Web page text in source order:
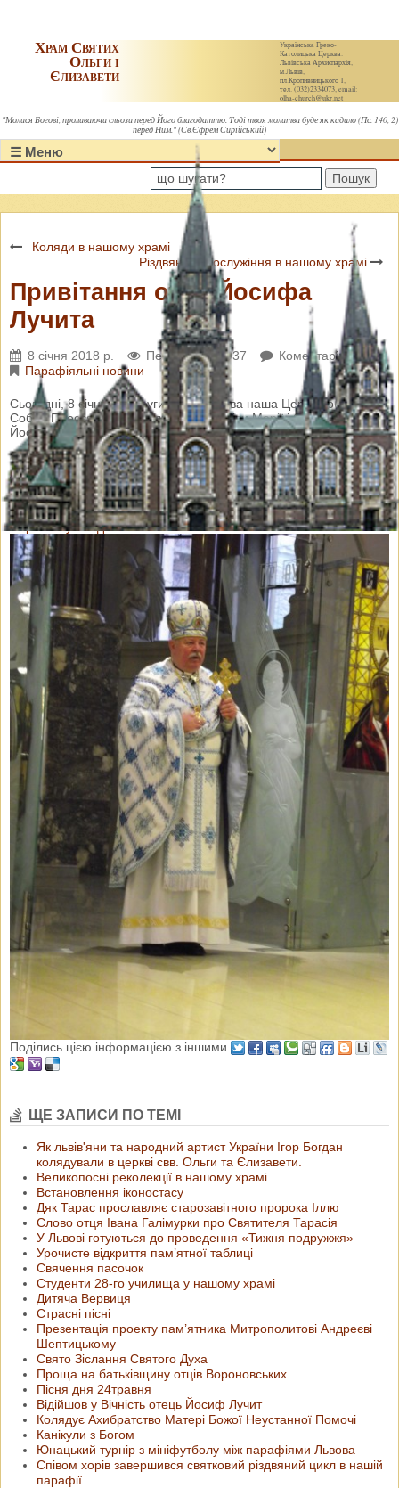
Українська Греко-
Католицька Церква.
Львівська Архиєпархія,
м.Львів,
пл.Кропивницького 1,
тел. (032)2334073, email:
olha-church@ukr.net
Храм Святих
Ольги і
Єлизавети
"Молися Богові, проливаючи сльози перед Його благодаттю. Тоді твоя молитва буде як кадило (Пс. 140, 2)
перед Ним." (Св.Єфрем Сирійський)
Пошук
Коляди в нашому храмі
Різдвяне Богослужіння в нашому храмі
Привітання отця Йосифа
Лучита
8 січня 2018 р. Переглядів: 4937
Коментарі: 0
Парафіяльні новини
Сьогодні, 8 січня, на другий день Різдва наша Церква обходить
Собор Пресвятої Богородиці Приснодіви Марії і Обручника
Йосифа
Священики і парафіяни вітали отця Йосифа Лучита з нагоди
Дня іменин
До Вашої уваги відеорепортаж
Переглянути відео
Поділись цією інформацією з іншими
ЩЕ ЗАПИСИ ПО ТЕМІ
Як львів'яни та народний артист України Ігор Богдан
колядували в церкві свв. Ольги та Єлизавети.
Великопосні реколекції в нашому храмі.
Встановлення іконостасу
Дяк Тарас прославляє старозавітного пророка Іллю
Слово отця Івана Галімурки про Святителя Тарасія
У Львові готуються до проведення «Тижня подружжя»
Урочисте відкриття пам’ятної таблиці
Свячення пасочок
Студенти 28-го училища у нашому храмі
Дитяча Вервиця
Страсні пісні
Презентація проекту пам’ятника Митрополитові Андреєві
Шептицькому
Свято Зіслання Святого Духа
Проща на батьківщину отців Вороновських
Пісня дня 24травня
Відійшов у Вічність отець Йосиф Лучит
Колядує Ахибратство Матері Божої Неустанної Помочі
Канікули з Богом
Юнацький турнір з мініфутболу між парафіями Львова
Співом хорів завершився святковий різдвяний цикл в нашій
парафії